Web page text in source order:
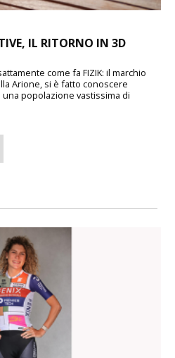
IL RITORNO IN 3D
come fa FIZIK: il marchio
Arione, si è fatto conoscere
popolazione vastissima di